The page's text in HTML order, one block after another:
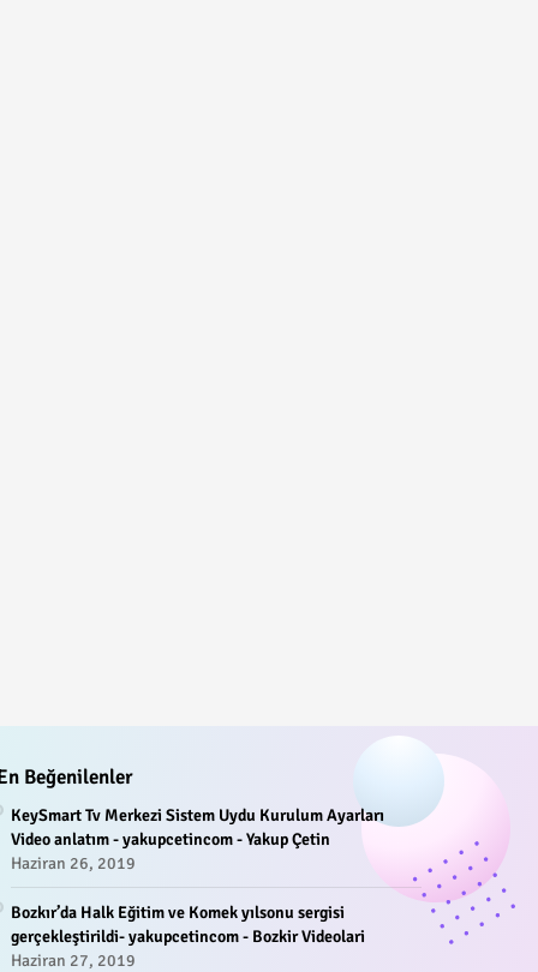
Beğenilenler
KeySmart Tv Merkezi Sistem Uydu Kurulum Ayarları
Video anlatım - yakupcetincom - Yakup Çetin
Haziran 26, 2019
Bozkır’da Halk Eğitim ve Komek yılsonu sergisi
gerçekleştirildi- yakupcetincom - Bozkir Videolari
Haziran 27, 2019